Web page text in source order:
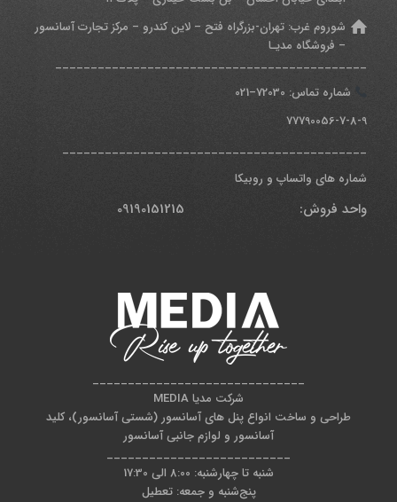
شوروم غرب:تهران-بزرگراه فتح – لاین کندرو – مرکز تجارت آسانسور
– فروشگاه مدیـا
____________________________________________
شماره تماس: 7 2030
–
021
77790056-7-8-9
___________________________________________
شماره های واتساپ و روبیکا
واحد فروش: 09190151215
______________________________
شرکت مدیا MEDIA
طراحی و ساخت انواع پنل های آسانسور (شستی آسانسور)، کلید
آسانسور و لوازم جانبی آسانسور
__________________________
شنبه تا چهارشنبه: 8:00 الی 17:30
پنج‌شنبه و جمعه: تعطیل